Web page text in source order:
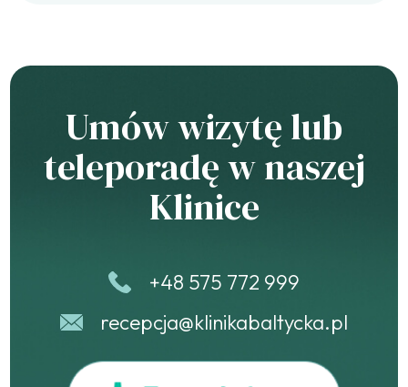
Umów wizytę lub
teleporadę w naszej
Klinice
+48 575 772 999
recepcja@klinikabaltycka.pl